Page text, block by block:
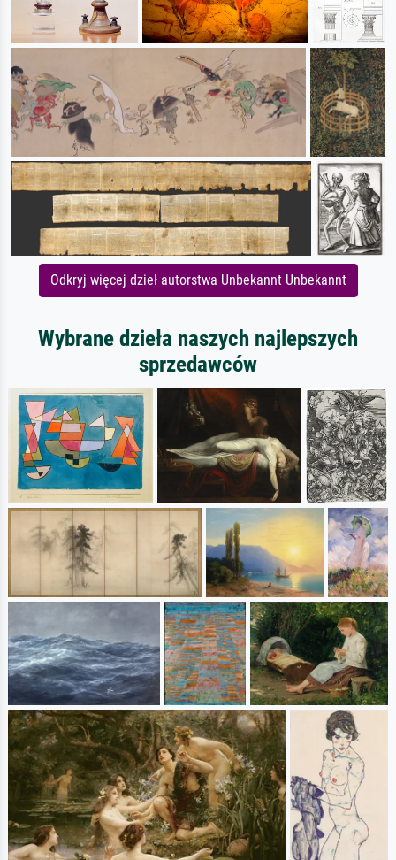
Odkryj więcej dzieł autorstwa Unbekannt Unbekannt
Wybrane dzieła naszych najlepszych
sprzedawców